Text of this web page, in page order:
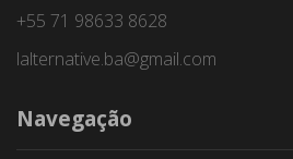
+55 71 98633 8628
lalternative.ba@gmail.com
Navegação